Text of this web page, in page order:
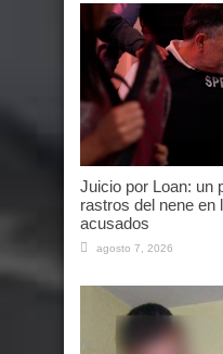
Juicio por Loan: un
rastros del nene en
acusados
agosto 7, 2026